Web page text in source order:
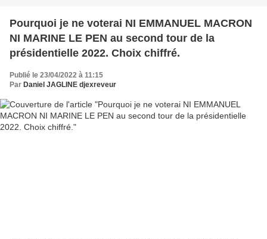
Pourquoi je ne voterai NI EMMANUEL MACRON
NI MARINE LE PEN au second tour de la
présidentielle 2022. Choix chiffré.
Publié le 23/04/2022 à 11:15
Par Daniel JAGLINE djexreveur